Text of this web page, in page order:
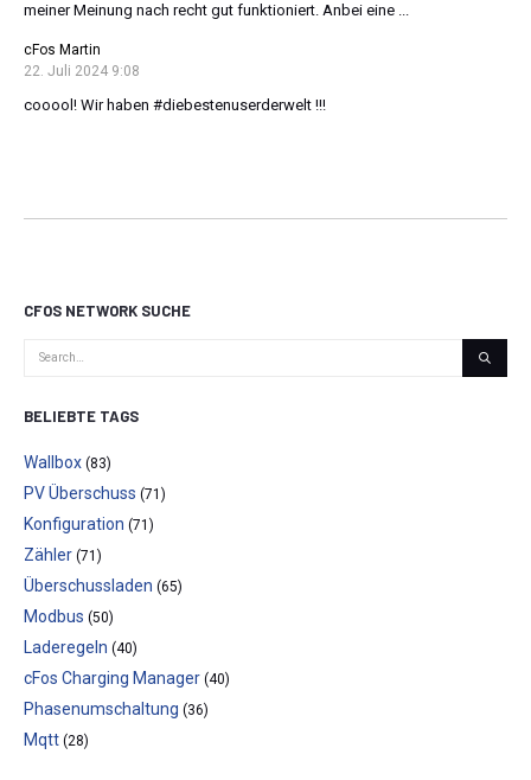
meiner Meinung nach recht gut funktioniert. Anbei eine ...
cFos Martin
22. Juli 2024 9:08
cooool! Wir haben #diebestenuserderwelt !!!
CFOS NETWORK SUCHE
BELIEBTE TAGS
Wallbox (83)
PV Überschuss (71)
Konfiguration (71)
Zähler (71)
Überschussladen (65)
Modbus (50)
Laderegeln (40)
cFos Charging Manager (40)
Phasenumschaltung (36)
Mqtt (28)